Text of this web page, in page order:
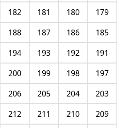
179
180
181
182
185
186
187
188
191
192
193
194
197
198
199
200
203
204
205
206
209
210
211
212